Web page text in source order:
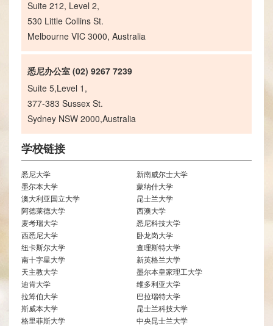
Suite 212, Level 2,
530 Little Collins St.
Melbourne VIC 3000, Australia
悉尼办公室 (02) 9267 7239
Suite 5,Level 1,
377-383 Sussex St.
Sydney NSW 2000,Australia
学校链接
悉尼大学
新南威尔士大学
墨尔本大学
蒙纳什大学
澳大利亚国立大学
昆士兰大学
阿德莱德大学
西澳大学
麦考瑞大学
悉尼科技大学
西悉尼大学
卧龙岗大学
纽卡斯尔大学
查理斯特大学
南十字星大学
新英格兰大学
天主教大学
墨尔本皇家理工大学
迪肯大学
维多利亚大学
拉筹伯大学
巴拉瑞特大学
斯威本大学
昆士兰科技大学
格里菲斯大学
中央昆士兰大学